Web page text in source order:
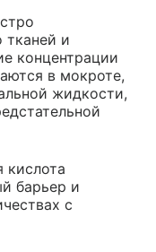
и
концентрации
в мокроте,
жидкости,
кислота
барьер и
с